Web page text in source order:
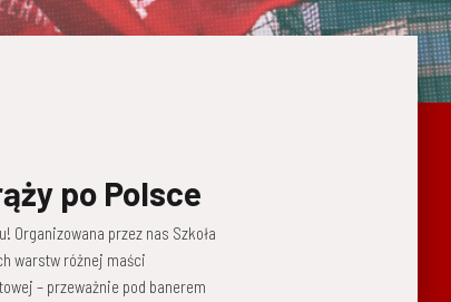
po Polsce
Organizowana przez nas Szkoła
warstw różnej maści
– przeważnie pod banerem